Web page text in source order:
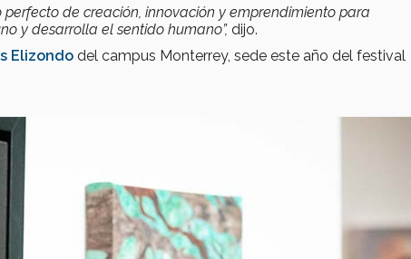
de creación, innovación y emprendimiento para
y desarrolla el sentido humano”, dijo.
Elizondo del campus Monterrey, sede este año del festival